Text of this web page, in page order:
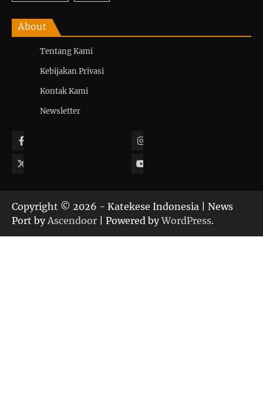
About
Tentang Kami
Kebijakan Privasi
Kontak Kami
Newsletter
Copyright © 2026 - Katekese Indonesia | News
Port by Ascendoor | Powered byWordPress.